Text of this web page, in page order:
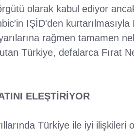
olarak kabul ediyor
IŞİD'den kurtarılmasıyla
rağmen tamamen
Türkiye, defalarca Fırat
ELEŞTİRİYOR
Türkiye ile iyi ilişkileri